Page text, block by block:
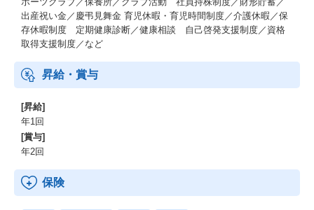
出産祝い金／慶弔見舞金 育児休暇・育児時間制度／介護休暇／保
存休暇制度 定期健康診断／健康相談 自己啓発支援制度／資格
取得支援制度／など
昇給・賞与
[昇給]
年1回
[賞与]
年2回
保険